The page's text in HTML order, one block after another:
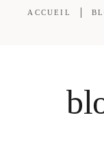
ACCUEIL